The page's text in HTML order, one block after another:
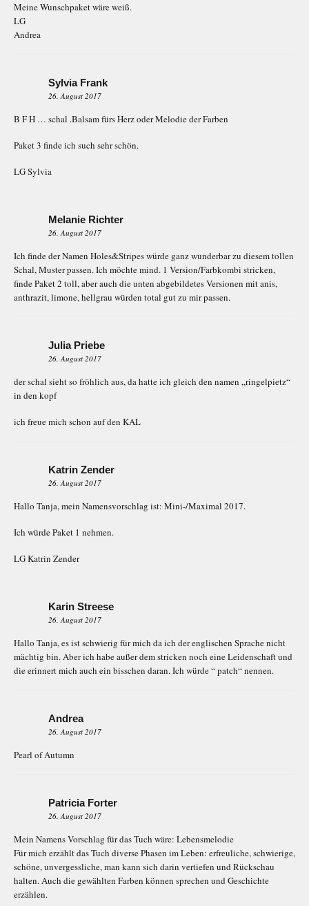
Meine Wunschpaket wäre weiß.
LG
Andrea
Sylvia Frank
26. August 2017
B F H … schal .Balsam fürs Herz oder Melodie der Farben
Paket 3 finde ich such sehr schön.
LG Sylvia
Melanie Richter
26. August 2017
Ich finde der Namen Holes&Stripes würde ganz wunderbar zu diesem tollen
Schal, Muster passen. Ich möchte mind. 1 Version/Farbkombi stricken,
finde Paket 2 toll, aber auch die unten abgebildetes Versionen mit anis,
anthrazit, limone, hellgrau würden total gut zu mir passen.
Julia Priebe
26. August 2017
der schal sieht so fröhlich aus, da hatte ich gleich den namen „ringelpietz“
in den kopf
ich freue mich schon auf den KAL
Katrin Zender
26. August 2017
Hallo Tanja, mein Namensvorschlag ist: Mini-/Maximal 2017.
Ich würde Paket 1 nehmen.
LG Katrin Zender
Karin Streese
26. August 2017
Hallo Tanja, es ist schwierig für mich da ich der englischen Sprache nicht
mächtig bin. Aber ich habe außer dem stricken noch eine Leidenschaft und
die erinnert mich auch ein bisschen daran. Ich würde “ patch“ nennen.
Andrea
26. August 2017
Pearl of Autumn
Patricia Forter
26. August 2017
Mein Namens Vorschlag für das Tuch wäre: Lebensmelodie
Für mich erzählt das Tuch diverse Phasen im Leben: erfreuliche, schwierige,
schöne, unvergessliche, man kann sich darin vertiefen und Rückschau
halten. Auch die gewählten Farben können sprechen und Geschichte
erzählen.